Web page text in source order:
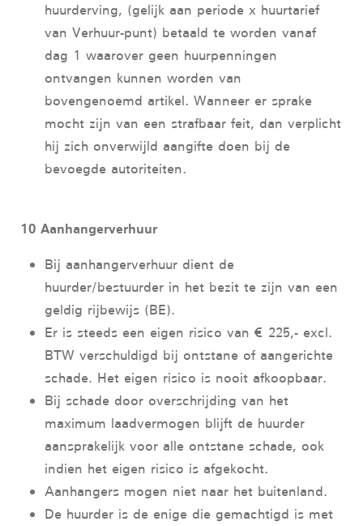
huurderving, (gelijk aan periode x huurtarief
van Verhuur-punt) betaald te worden vanaf
dag 1 waarover geen huurpenningen
ontvangen kunnen worden van
bovengenoemd artikel. Wanneer er sprake
mocht zijn van een strafbaar feit, dan verplicht
hij zich onverwijld aangifte doen bij de
bevoegde autoriteiten.
10 Aanhangerverhuur
Bij aanhangerverhuur dient de
huurder/bestuurder in het bezit te zijn van een
geldig rijbewijs (BE).
Er is steeds een eigen risico van € 225,- excl.
BTW verschuldigd bij ontstane of aangerichte
schade. Het eigen risico is nooit afkoopbaar.
Bij schade door overschrijding van het
maximum laadvermogen blijft de huurder
aansprakelijk voor alle ontstane schade, ook
indien het eigen risico is afgekocht.
Aanhangers mogen niet naar het buitenland.
De huurder is de enige die gemachtigd is met